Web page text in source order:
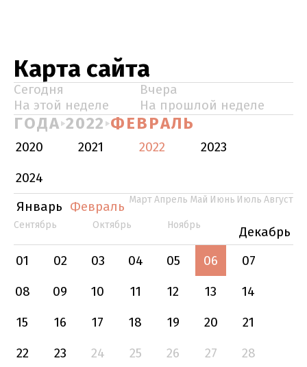
Карта сайта
Сегодня
Вчера
На этой неделе
На прошлой неделе
ГОДА 2022 ФЕВРАЛЬ
2020 2021 2022
2023
2024
Январь Февраль МартАпрель Май Июнь Июль Август
Сентябрь Октябрь Ноябрь
Декабрь
01
02 03 04 05 06
07
08
09 10 11 12 13
14
15
16 17 18 19 20
21
22
23 24 25 26 27 28